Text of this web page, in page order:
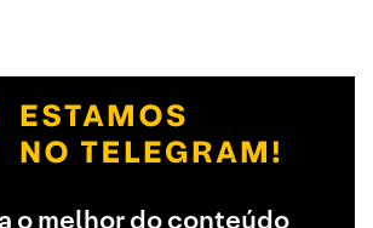
o melhor do conteúdo